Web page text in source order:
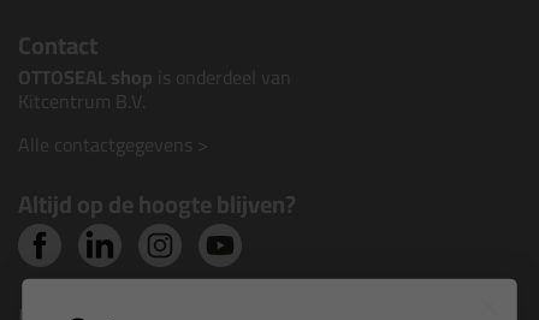
Contact
OTTOSEAL shop is onderdeel van
Kitcentrum B.V.
Alle contactgegevens >
Altijd op de hoogte blijven?